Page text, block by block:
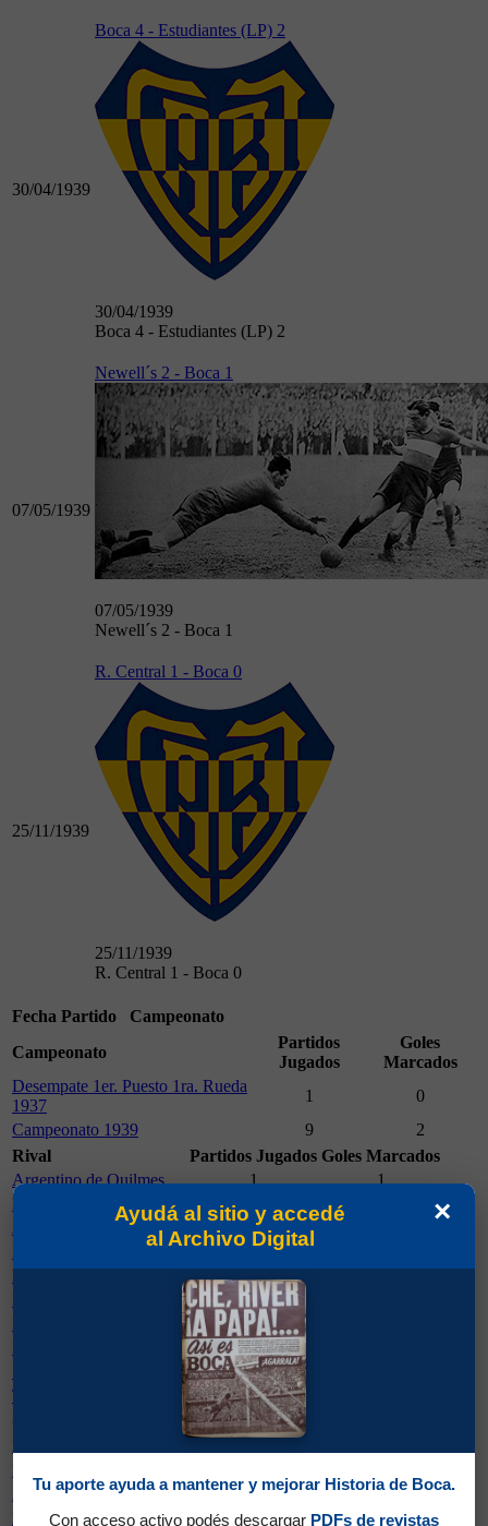
30/04/1939
Boca 4 - Estudiantes (LP) 2
30/04/1939
Boca 4 - Estudiantes (LP) 2
07/05/1939
Newell´s 2 - Boca 1
07/05/1939
Newell´s 2 - Boca 1
25/11/1939
R. Central 1 - Boca 0
25/11/1939
R. Central 1 - Boca 0
Fecha Partido
Campeonato
Campeonato
Partidos
Jugados
Goles
Marcados
Desempate 1er. Puesto 1ra. Rueda
1937
1
0
Campeonato 1939
9
2
Rival
Partidos Jugados Goles Marcados
Argentino de Quilmes
1
1
Estudiantes (La Plata)
1
1
1
1
1
1
San Lorenzo de Almagro
1
Tigre
1
Partidos Jugados
Atlanta
1
0
Newell´s Old Boys
1
0
×
Ayudá al sitio y accedé
al Archivo Digital
Tu aporte ayuda a mantener y mejorar Historia de Boca.
Con acceso activo podés descargar PDFs de revistas